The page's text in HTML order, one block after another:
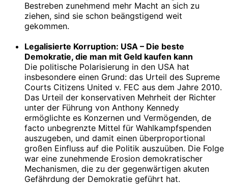
Bestreben zunehmend mehr Macht an sich zu
ziehen, sind sie schon beängstigend weit
gekommen.
Legalisierte Korruption: USA – Die beste
Demokratie, die man mit Geld kaufen kann
Die politische Polarisierung in den USA hat
insbesondere einen Grund: das Urteil des Supreme
Courts Citizens United v. FEC aus dem Jahre 2010.
Das Urteil der konservativen Mehrheit der Richter
unter der Führung von Anthony Kennedy
ermöglichte es Konzernen und Vermögenden, de
facto unbegrenzte Mittel für Wahlkampfspenden
auszugeben, und damit einen überproportional
großen Einfluss auf die Politik auszuüben. Die Folge
war eine zunehmende Erosion demokratischer
Mechanismen, die zu der gegenwärtigen akuten
Gefährdung der Demokratie geführt hat.